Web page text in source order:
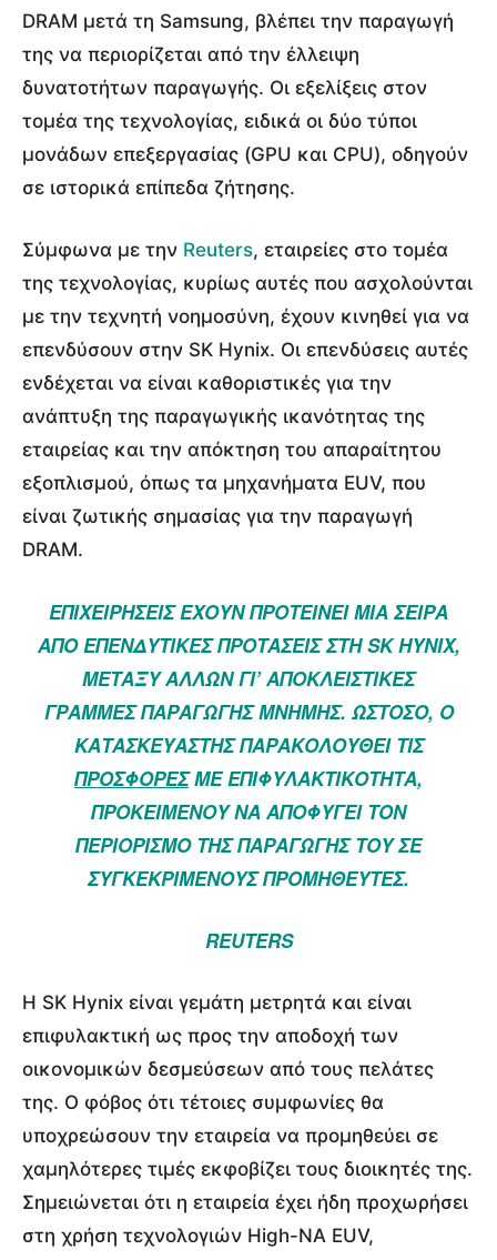
DRAM μετά τη Samsung, βλέπει την παραγωγή
της να περιορίζεται από την έλλειψη
δυνατοτήτων παραγωγής. Οι εξελίξεις στον
τομέα της τεχνολογίας, ειδικά οι δύο τύποι
μονάδων επεξεργασίας (GPU και CPU), οδηγούν
σε ιστορικά επίπεδα ζήτησης.
Σύμφωνα με την Reuters, εταιρείες στο τομέα
της τεχνολογίας, κυρίως αυτές που ασχολούνται
με την τεχνητή νοημοσύνη, έχουν κινηθεί για να
επενδύσουν στην SK Hynix. Οι επενδύσεις αυτές
ενδέχεται να είναι καθοριστικές για την
ανάπτυξη της παραγωγικής ικανότητας της
εταιρείας και την απόκτηση του απαραίτητου
εξοπλισμού, όπως τα μηχανήματα EUV, που
είναι ζωτικής σημασίας για την παραγωγή
DRAM.
ΕΠΙΧΕΙΡΉΣΕΙΣ ΈΧΟΥΝ ΠΡΟΤΕΊΝΕΙ ΜΙΑ ΣΕΙΡΆ
ΑΠΌ ΕΠΕΝΔΥΤΙΚΈΣ ΠΡΟΤΆΣΕΙΣ ΣΤΗ SK HYNIX,
ΜΕΤΑΞΎ ΆΛΛΩΝ ΓΙ’ ΑΠΟΚΛΕΙΣΤΙΚΈΣ
ΓΡΑΜΜΈΣ ΠΑΡΑΓΩΓΉΣ ΜΝΉΜΗΣ. ΩΣΤΌΣΟ, Ο
ΚΑΤΑΣΚΕΥΑΣΤΉΣ ΠΑΡΑΚΟΛΟΥΘΕΊ ΤΙΣ
ΠΡΟΣΦΟΡΈΣΜΕ ΕΠΙΦΥΛΑΚΤΙΚΌΤΗΤΑ,
ΠΡΟΚΕΙΜΈΝΟΥ ΝΑ ΑΠΟΦΎΓΕΙ ΤΟΝ
ΠΕΡΙΟΡΙΣΜΌ ΤΗΣ ΠΑΡΑΓΩΓΉΣ ΤΟΥ ΣΕ
ΣΥΓΚΕΚΡΙΜΈΝΟΥΣ ΠΡΟΜΗΘΕΥΤΈΣ.
REUTERS
Η SK Hynix είναι γεμάτη μετρητά και είναι
επιφυλακτική ως προς την αποδοχή των
οικονομικών δεσμεύσεων από τους πελάτες
της. Ο φόβος ότι τέτοιες συμφωνίες θα
υποχρεώσουν την εταιρεία να προμηθεύει σε
χαμηλότερες τιμές εκφοβίζει τους διοικητές της.
Σημειώνεται ότι η εταιρεία έχει ήδη προχωρήσει
στη χρήση τεχνολογιών High-NA EUV,